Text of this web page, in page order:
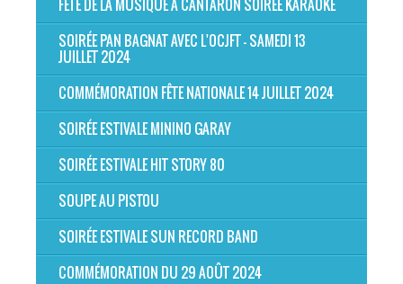
FÊTE DE LA MUSIQUE À CANTARON SOIRÉE KARAOKE
SOIRÉE PAN BAGNAT AVEC L'OCJFT - SAMEDI 13
JUILLET 2024
COMMÉMORATION FÊTE NATIONALE 14 JUILLET 2024
SOIRÉE ESTIVALE MININO GARAY
SOIRÉE ESTIVALE HIT STORY 80
SOUPE AU PISTOU
SOIRÉE ESTIVALE SUN RECORD BAND
COMMÉMORATION DU 29 AOÛT 2024